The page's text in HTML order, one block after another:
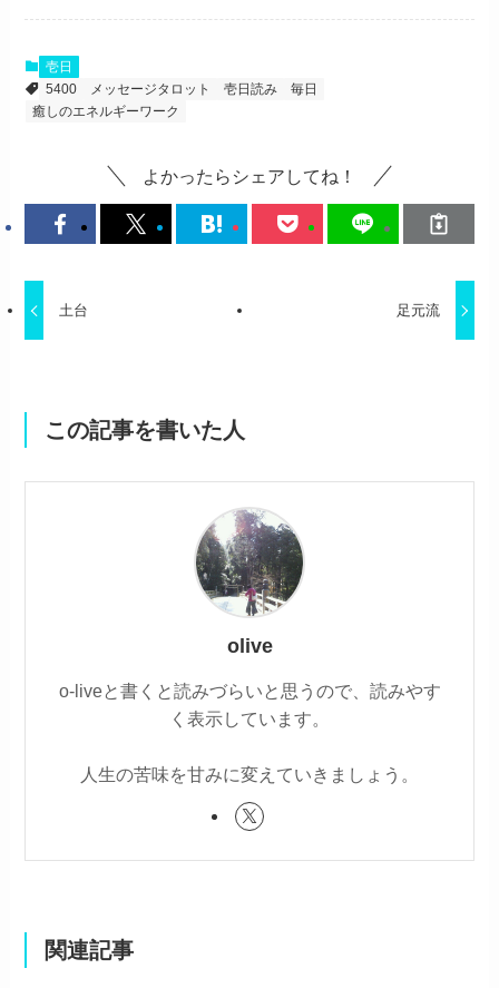
壱日
5400
メッセージタロット 壱日読み
毎日
癒しのエネルギーワーク
よかったらシェアしてね！
土台 足元流
この記事を書いた人
olive
o-liveと書くと読みづらいと思うので、読みやす
く表示しています。
人生の苦味を甘みに変えていきましょう。
関連記事